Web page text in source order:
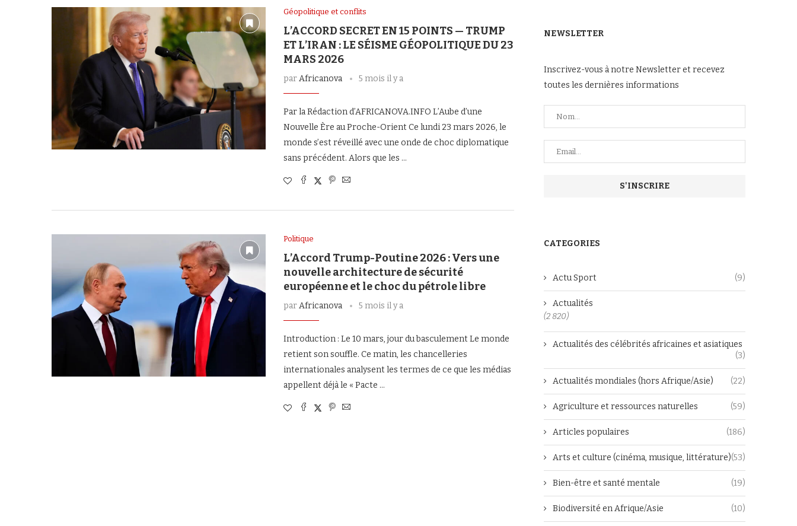
Géopolitique et conflits
L’ACCORD SECRET EN 15 POINTS — TRUMP
ET L’IRAN : LE SÉISME GÉOPOLITIQUE DU 23
MARS 2026
parAfricanova 5 mois il y a
Par la Rédaction d’AFRICANOVA.INFO L’Aube d’une
Nouvelle Ère au Proche-Orient Ce lundi 23 mars 2026, le
monde s’est réveillé avec une onde de choc diplomatique
sans précédent. Alors que les …
Politique
L’Accord Trump-Poutine 2026 : Vers une
nouvelle architecture de sécurité
européenne et le choc du pétrole libre
parAfricanova 5 mois il y a
Introduction : Le 10 mars, jour du basculement Le monde
retient son souffle. Ce matin, les chancelleries
internationales analysent les termes de ce que les médias
appellent déjà le « Pacte …
NEWSLETTER
Inscrivez-vous à notre Newsletter et recevez
toutes les dernières informations
CATEGORIES
Actu Sport (9)
Actualités
(2 820)
Actualités des célébrités africaines et asiatiques
(3)
Actualités mondiales (hors Afrique/Asie) (22)
Agriculture et ressources naturelles (59)
Articles populaires (186)
Arts et culture (cinéma, musique, littérature)(53)
Bien-être et santé mentale (19)
Biodiversité en Afrique/Asie (10)